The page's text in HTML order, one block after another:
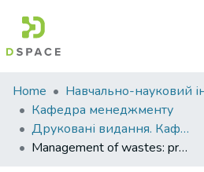
Communities
&
Collections
All of DSpace
Home
Кафедра менеджменту
Друковані видання. Кафедра менеджменту ім. І.А. Маркіної
Management of wastes: problems of processing and utilization